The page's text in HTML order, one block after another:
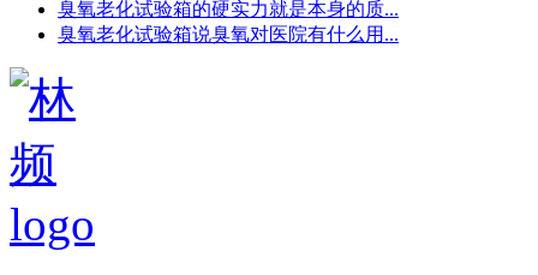
臭氧老化试验箱的硬实力就是本身的质...
臭氧老化试验箱说臭氧对医院有什么用...